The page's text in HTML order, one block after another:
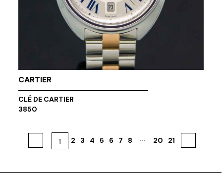
CARTIER
CLÉ DE CARTIER
3850
1 2 3 4 5 6 7 8 ... 20 21